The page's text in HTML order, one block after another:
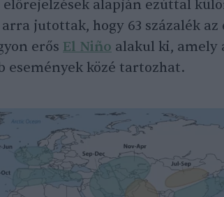
alapján ezúttal
jutottak, hogy 63 százalék az
erős El Niño alakul ki, amely
események közé tartozhat.